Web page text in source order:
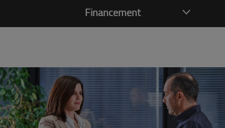
Financement